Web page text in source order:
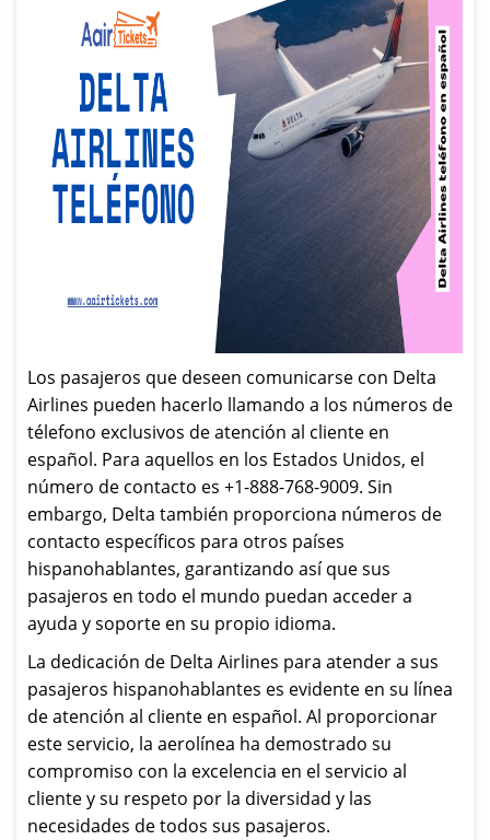
Los pasajeros que deseen comunicarse con Delta
Airlines pueden hacerlo llamando a los números de
télefono exclusivos de atención al cliente en
español. Para aquellos en los Estados Unidos, el
número de contacto es +1-888-768-9009. Sin
embargo, Delta también proporciona números de
contacto específicos para otros países
hispanohablantes, garantizando así que sus
pasajeros en todo el mundo puedan acceder a
ayuda y soporte en su propio idioma.
La dedicación de Delta Airlines para atender a sus
pasajeros hispanohablantes es evidente en su línea
de atención al cliente en español. Al proporcionar
este servicio, la aerolínea ha demostrado su
compromiso con la excelencia en el servicio al
cliente y su respeto por la diversidad y las
necesidades de todos sus pasajeros.